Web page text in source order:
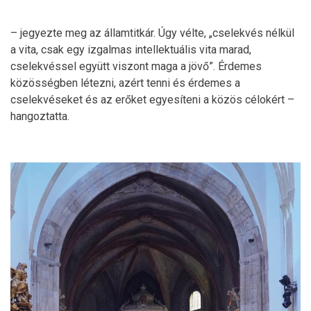
– jegyezte meg az államtitkár. Úgy vélte, „cselekvés nélkül
a vita, csak egy izgalmas intellektuális vita marad,
cselekvéssel együtt viszont maga a jövő”. Érdemes
közösségben létezni, azért tenni és érdemes a
cselekvéseket és az erőket egyesíteni a közös célokért –
hangoztatta.